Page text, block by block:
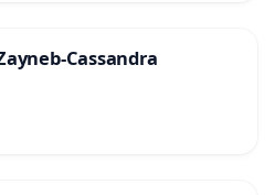
Cassandra